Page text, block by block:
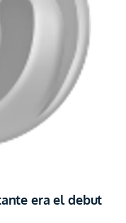
era el debut